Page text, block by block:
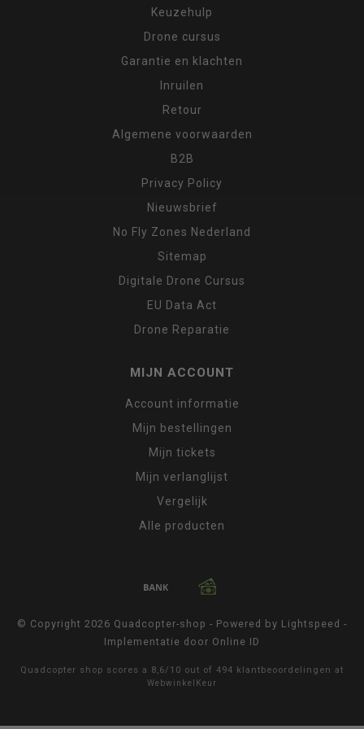
Keuzehulp
Drone cursus
Garantie en klachten
Inruilen
Retour
Algemene voorwaarden
B2B
Privacy Policy
Nieuwsbrief
No Fly Zones Nederland
Sitemap
Digitale Drone Cursus
EU Data Act
Drone Reparatie
MIJN ACCOUNT
Account informatie
Mijn bestellingen
Mijn tickets
Mijn verlanglijst
Vergelijk
Alle producten
© Copyright 2026 Quadcopter-shop - Powered by Lightspeed -
Implementatie door Online ID
Quadcopter shop scores a 8,6/ 10 out of 494 klantbeoordelingen at
WebwinkelKeur